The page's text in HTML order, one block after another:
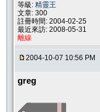
等級: 精靈王
文章: 300
註冊時間: 2004-02-25
最近來訪: 2008-05-31
離線
2004-10-07 10:56 PM
greg